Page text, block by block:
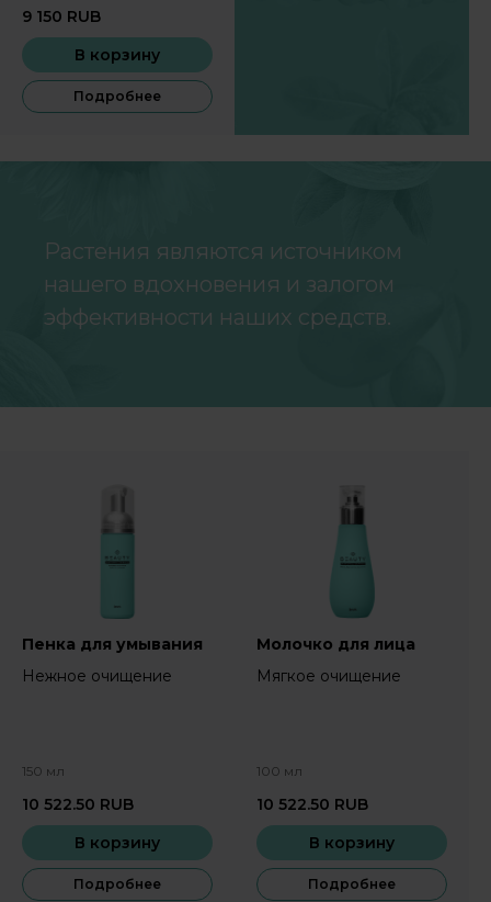
моложе, быть активнее,
получая
сбалансированные
элементы для
9 150 RUB
В корзину
Подробнее
Растения являются источником
нашего вдохновения и залогом
эффективности наших средств.
Пенка для умывания
Нежное очищение
150 мл
10 522.50 RUB
В корзину
Подробнее
Молочко для лица
Мягкое очищение
100 мл
10 522.50 RUB
В корзину
Подробнее